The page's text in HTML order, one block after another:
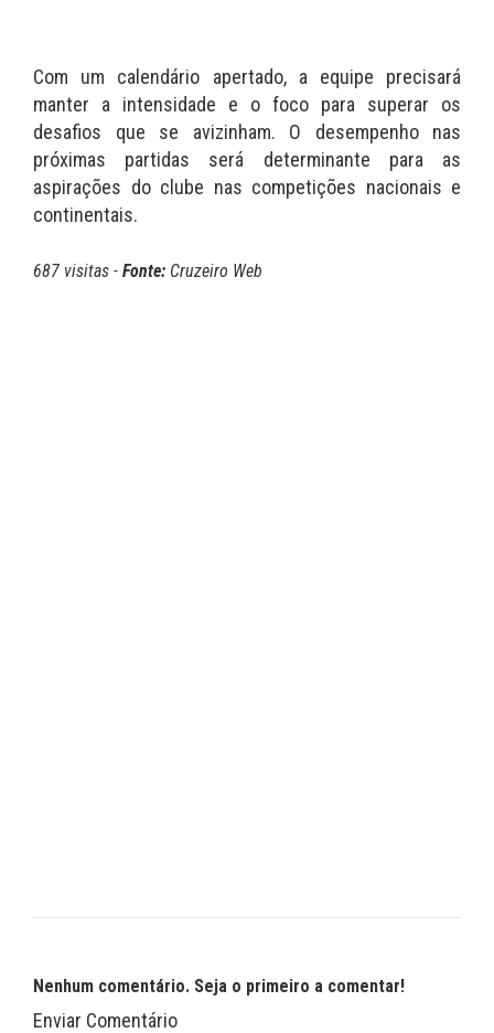
Com um calendário apertado, a equipe precisará
manter a intensidade e o foco para superar os
desafios que se avizinham. O desempenho nas
próximas partidas será determinante para as
aspirações do clube nas competições nacionais e
continentais.
687 visitas - Fonte: Cruzeiro Web
Nenhum comentário. Seja o primeiro a comentar!
Enviar Comentário